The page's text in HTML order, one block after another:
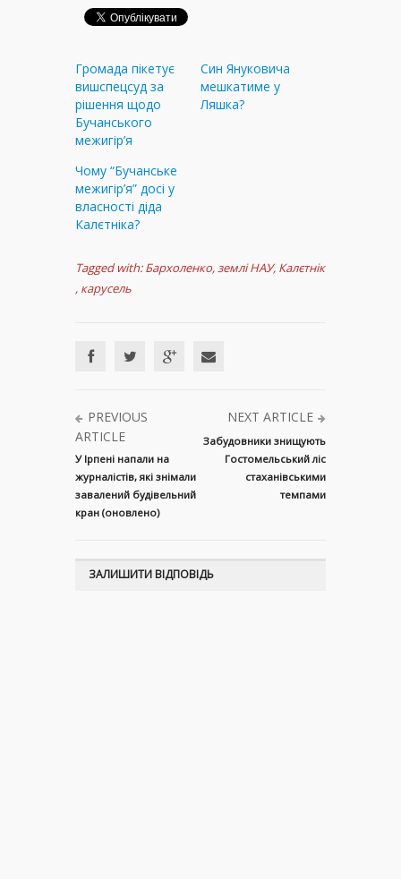
Громада пікетує
вишспецсуд за
рішення щодо
Бучанського
межигір’я
Син Януковича
мешкатиме у
Ляшка?
Чому “Бучанське
межигір’я” досі у
власності діда
Калєтніка?
Tagged with: Бархоленко,землі НАУ, Калєтнік
, карусель
PREVIOUS
ARTICLE
У Ірпені напали на
журналістів, які знімали
завалений будівельний
кран (оновлено)
NEXT ARTICLE
Забудовники знищують
Гостомельський ліс
стаханівськими
темпами
ЗАЛИШИТИ ВІДПОВІДЬ